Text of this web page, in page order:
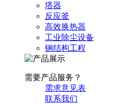
塔器
反应釜
高效换热器
工业除尘设备
钢结构工程
需要产品服务？
需求意见表
联系我们